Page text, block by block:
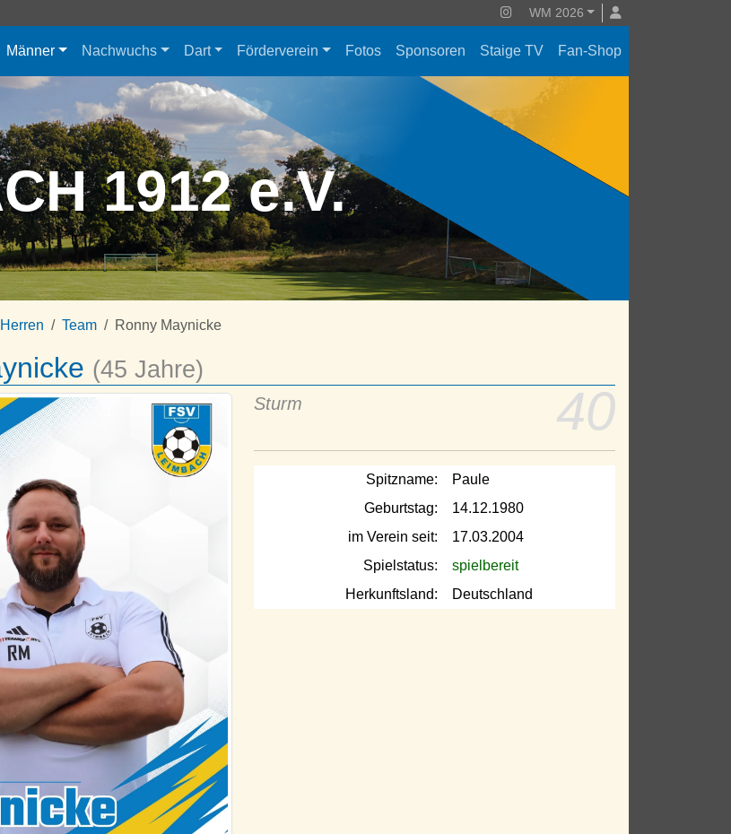
WM 2026
Männer Nachwuchs Dart Förderverein Fotos Sponsoren Staige TV Fan-Shop
1912 e.V.
Team Ronny Maynicke
(45 Jahre)
40
Sturm
Spitzname:
Paule
Geburtstag:
14.12.1980
im Verein seit:
17.03.2004
Spielstatus:
spielbereit
Herkunftsland:
Deutschland